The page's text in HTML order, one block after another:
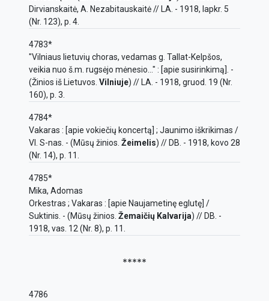
Dirvianskaitė, A. Nezabitauskaitė // LA. - 1918, lapkr. 5
(Nr. 123), p. 4.
4783*
"Vilniaus lietuvių choras, vedamas g. Tallat-Kelpšos,
veikia nuo š.m. rugsėjo mėnesio..." : [apie susirinkimą]. -
(Žinios iš Lietuvos. Vilniuje) // LA. - 1918, gruod. 19 (Nr.
160), p. 3.
4784*
Vakaras : [apie vokiečių koncertą] ; Jaunimo iškrikimas /
Vl. S-nas. - (Mūsų žinios. Žeimelis) // DB. - 1918, kovo 28
(Nr. 14), p. 11.
4785*
Mika, Adomas
Orkestras ; Vakaras : [apie Naujametinę eglutę] /
Suktinis. - (Mūsų žinios. Žemaičių Kalvarija) // DB. -
1918, vas. 12 (Nr. 8), p. 11.
*****
4786